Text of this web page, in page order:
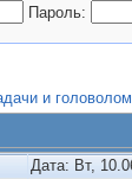
Пароль:
и
Дата: Вт,